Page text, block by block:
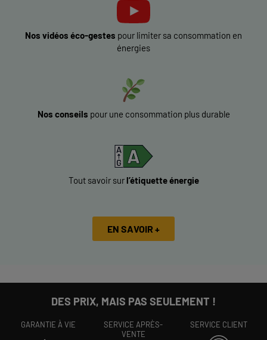
Nos vidéos éco-gestes pour limiter sa consommation en
énergies
Nos conseils pour une consommation plus durable
Tout savoir surl’étiquette énergie
EN SAVOIR +
DES PRIX, MAIS PAS SEULEMENT !
GARANTIE À VIE
SERVICE APRÈS-
VENTE
SERVICE CLIENT